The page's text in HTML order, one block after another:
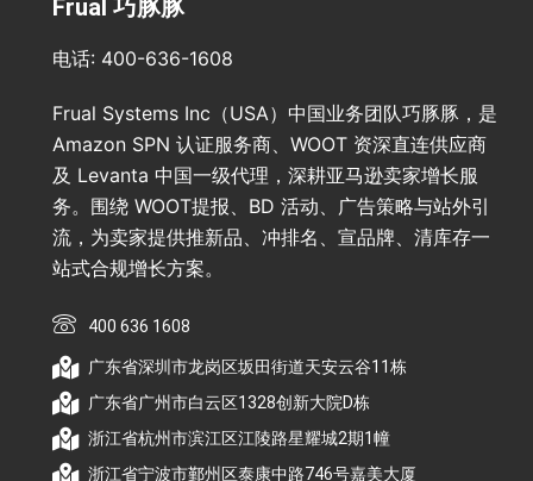
Frual 巧豚豚
电话: 400-636-1608
Frual Systems Inc（USA）中国业务团队巧豚豚，是
Amazon SPN 认证服务商、WOOT 资深直连供应商
及 Levanta 中国一级代理，深耕亚马逊卖家增长服
务。围绕 WOOT提报、BD 活动、广告策略与站外引
流，为卖家提供推新品、冲排名、宣品牌、清库存一
站式合规增长方案。
400 636 1608
广东省深圳市龙岗区坂田街道天安云谷11栋
广东省广州市白云区1328创新大院D栋
浙江省杭州市滨江区江陵路星耀城2期1幢
浙江省宁波市鄞州区泰康中路746号嘉美大厦